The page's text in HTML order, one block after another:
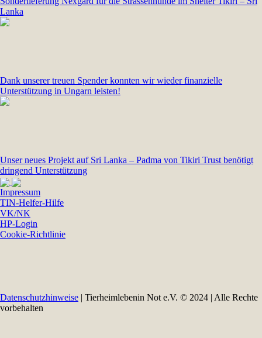
Lanka
Dank unserer treuen Spender konnten wir wieder finanzielle
Unterstützung in Ungarn leisten!
Unser neues Projekt auf Sri Lanka – Padma von Tikiri Trust benötigt
dringend Unterstützung
Impressum
TIN-Helfer-Hilfe
VK/NK
HP-Login
Cookie-Richtlinie
Datenschutzhinweise | Tierheimlebenin Not e.V. © 2024 | Alle Rechte
vorbehalten